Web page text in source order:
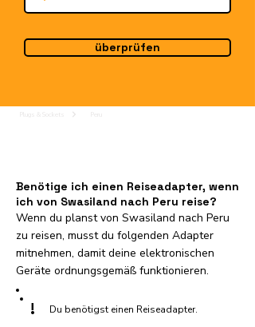
überprüfen
Benötige ich einen Reiseadapter, wenn
ich von Swasiland nach Peru reise?
Wenn du planst von Swasiland nach Peru
zu reisen, musst du folgenden Adapter
mitnehmen, damit deine elektronischen
Geräte ordnungsgemäß funktionieren.
! Du benötigst einen Reiseadapter.